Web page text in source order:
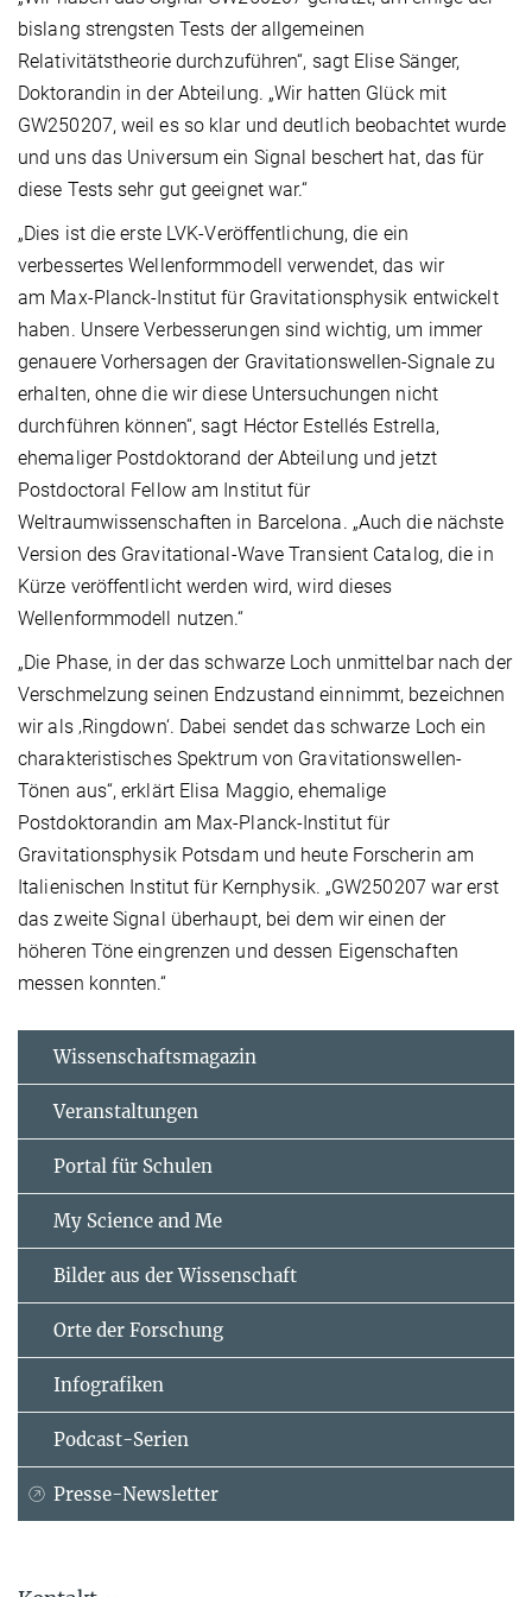
bislang strengsten Tests der allgemeinen
Relativitätstheorie durchzuführen“, sagt Elise Sänger,
Doktorandin in der Abteilung. „Wir hatten Glück mit
GW250207, weil es so klar und deutlich beobachtet wurde
und uns das Universum ein Signal beschert hat, das für
diese Tests sehr gut geeignet war.“
„Dies ist die erste LVK-Veröffentlichung, die ein
verbessertes Wellenformmodell verwendet, das wir
am Max-Planck-Institut für Gravitationsphysik entwickelt
haben. Unsere Verbesserungen sind wichtig, um immer
genauere Vorhersagen der Gravitationswellen-Signale zu
erhalten, ohne die wir diese Untersuchungen nicht
durchführen können“, sagt Héctor Estellés Estrella,
ehemaliger Postdoktorand der Abteilung und jetzt
Postdoctoral Fellow am Institut für
Weltraumwissenschaften in Barcelona. „Auch die nächste
Version des Gravitational-Wave Transient Catalog, die in
Kürze veröffentlicht werden wird, wird dieses
Wellenformmodell nutzen.“
„Die Phase, in der das schwarze Loch unmittelbar nach der
Verschmelzung seinen Endzustand einnimmt, bezeichnen
wir als ‚Ringdown‘. Dabei sendet das schwarze Loch ein
charakteristisches Spektrum von Gravitationswellen-
Tönen aus“, erklärt Elisa Maggio, ehemalige
Postdoktorandin am Max-Planck-Institut für
Gravitationsphysik Potsdam und heute Forscherin am
Italienischen Institut für Kernphysik. „GW250207 war erst
das zweite Signal überhaupt, bei dem wir einen der
höheren Töne eingrenzen und dessen Eigenschaften
messen konnten.“
Wissenschaftsmagazin
Veranstaltungen
Portal für Schulen
My Science and Me
Bilder aus der Wissenschaft
Orte der Forschung
Infografiken
Podcast-Serien
Presse-Newsletter